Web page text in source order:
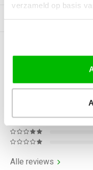
verzameld op basis
0
Alle reviews